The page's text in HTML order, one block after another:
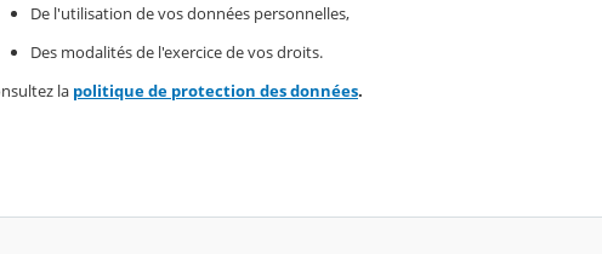
De l'utilisation de vos données personnelles,
Des modalités de l'exercice de vos droits.
la politique de protection des données.